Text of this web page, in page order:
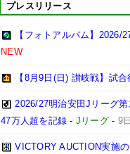
プレスリリース
【フォトアルバム】
NEW
【8月9日(日) 讃岐戦】試合
2026/27明治安田Jリーグ
47万人超を記録 - Jリーグ - 9
VICTORY AUCTION実施